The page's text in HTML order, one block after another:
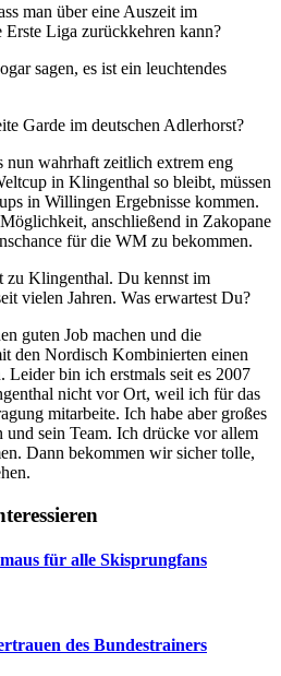
man über eine Auszeit im
Liga zurückkehren kann?
sagen, es ist ein leuchtendes
Garde im deutschen Adlerhorst?
nun wahrhaft zeitlich extrem eng
in Klingenthal so bleibt, müssen
in Willingen Ergebnisse kommen.
anschließend in Zakopane
für die WM zu bekommen.
Klingenthal. Du kennst im
vielen Jahren. Was erwartest Du?
guten Job machen und die
den Nordisch Kombinierten einen
Leider bin ich erstmals seit es 2007
nicht vor Ort, weil ich für das
mitarbeite. Ich habe aber großes
sein Team. Ich drücke vor allem
Dann bekommen wir sicher tolle,
für alle Skisprungfans
des Bundestrainers